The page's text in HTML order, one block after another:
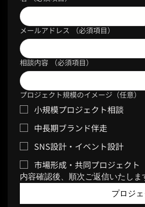
メールアドレス （必須項目）
相談内容 （必須項目）
プロジェクト規模のイメージ（任意）
小規模プロジェクト相談
中長期ブランド伴走
SNS設計・イベント設計
市場形成・共同プロジェクト
内容確認後、順次ご返信いたしま
プロジ